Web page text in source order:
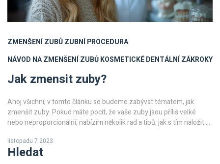
ZMENŠENÍ ZUBŮZUBNÍ PROCEDURA
NÁVOD NA ZMENŠENÍ ZUBŮKOSMETICKÉ DENTÁLNÍ ZÁKROKY
Jak zmensit zuby?
Ahoj všichni, v tomto článku se budeme zabývat tématem, jak
zmenšit zuby. Pokud máte pocit, že vaše zuby jsou příliš velké
nebo neproporcionální, nabízím několik rad a tipů, jak s tím naložit.
dentální zákroky. Takže pokud se chcete dozvědět více o tomto
tématu, jste na správném místě!
listopadu 7 2023
Hledat